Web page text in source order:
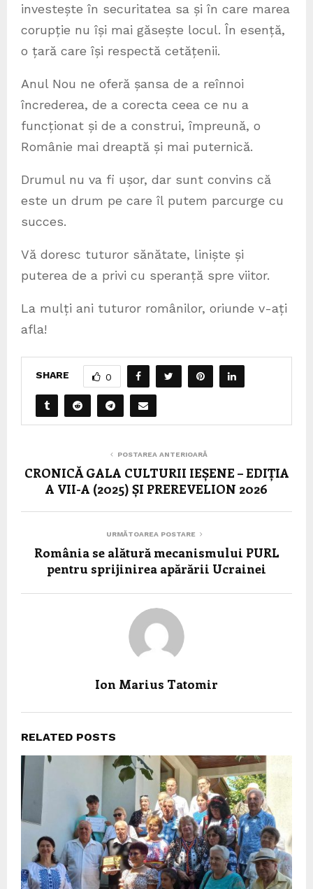
investește în securitatea sa și în care marea
corupție nu își mai găsește locul. În esență,
o țară care își respectă cetățenii.
Anul Nou ne oferă șansa de a reînnoi
încrederea, de a corecta ceea ce nu a
funcționat și de a construi, împreună, o
Românie mai dreaptă și mai puternică.
Drumul nu va fi ușor, dar sunt convins că
este un drum pe care îl putem parcurge cu
succes.
Vă doresc tuturor sănătate, liniște și
puterea de a privi cu speranță spre viitor.
La mulți ani tuturor românilor, oriunde v-ați
afla!
SHARE 0
POSTAREA ANTERIOARĂ
CRONICĂ GALA CULTURII IEȘENE – EDIȚIA
A VII-A (2025) ȘI PREREVELION 2026
URMĂTOAREA POSTARE
România se alătură mecanismului PURL
pentru sprijinirea apărării Ucrainei
Ion Marius Tatomir
RELATED POSTS